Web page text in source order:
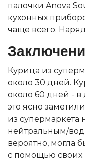
палочки Anova
кухонных
чаще всего.
Курица из
около 30 дней.
около 60 дней - в
это ясно
из супермаркета
нейтральным/
вероятно, могла
с помощью